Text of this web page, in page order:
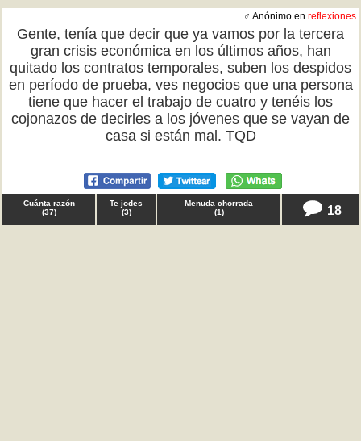
♂ Anónimo en reflexiones
Gente, tenía que decir que ya vamos por la tercera
gran crisis económica en los últimos años, han
quitado los contratos temporales, suben los despidos
en período de prueba, ves negocios que una persona
tiene que hacer el trabajo de cuatro y tenéis los
cojonazos de decirles a los jóvenes que se vayan de
casa si están mal. TQD
Cuánta razón
(37)
Te jodes
(3)
Menuda chorrada
(1) 18